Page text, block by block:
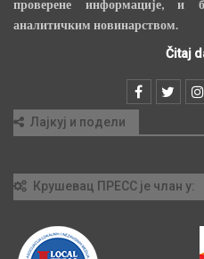
проверене информације,
аналитичким новинарством.
Čitaj
Лајкуј и подели
Крушевац ПРЕСС је члан у: